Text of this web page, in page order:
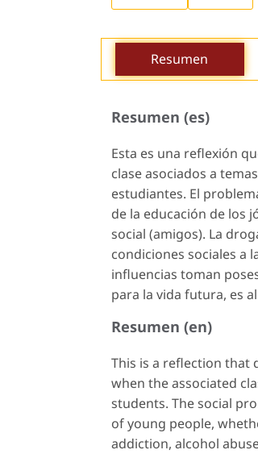
Resumen
Resumen (es)
Esta es una reflexión
clase asociados a
estudiantes. El
de la educación de los
social (amigos). La
condiciones sociales a
influencias toman
para la vida futura, es
Resumen (en)
This is a reflection that
when the associated
students. The social
of young people,
addiction, alcohol